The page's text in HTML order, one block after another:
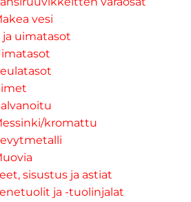
vesi
ja uimatasot
kromattu
sisustus ja astiat
ja -tuolinjalat